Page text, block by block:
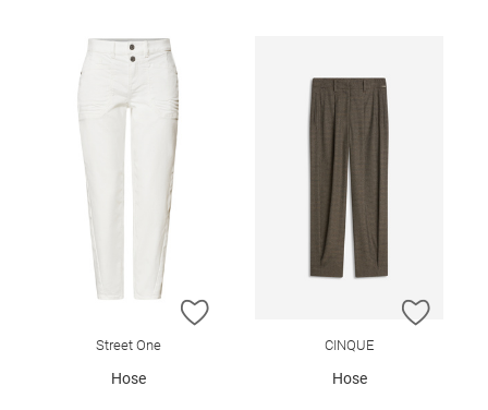
ZUR WUNSCHLISTE HINZUFÜGEN
Street One
Hose
ZUR
CINQUE
Hose